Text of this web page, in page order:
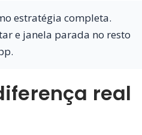
estratégia completa.
e janela parada no resto
real